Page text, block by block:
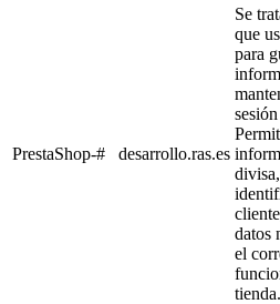
PrestaShop-# desarrollo.ras.es
Se
que
para
datos
el
tienda.